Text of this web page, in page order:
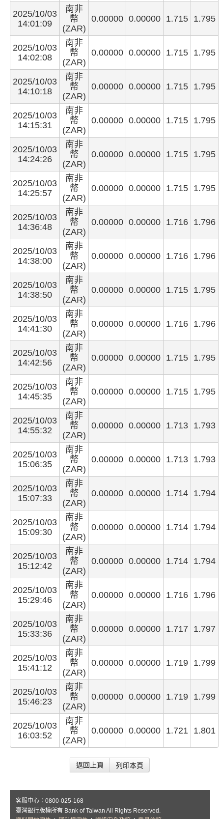
2025/10/03
14:01:09
南非
幣
(ZAR)
0.00000 0.00000 1.715 1.795
2025/10/03
14:02:08
南非
幣
(ZAR)
0.00000 0.00000 1.715 1.795
2025/10/03
14:10:18
南非
幣
(ZAR)
0.00000 0.00000 1.715 1.795
2025/10/03
14:15:31
南非
幣
(ZAR)
0.00000 0.00000 1.715 1.795
2025/10/03
14:24:26
南非
幣
(ZAR)
0.00000 0.00000 1.715 1.795
2025/10/03
14:25:57
南非
幣
(ZAR)
0.00000 0.00000 1.715 1.795
2025/10/03
14:36:48
南非
幣
(ZAR)
0.00000 0.00000 1.716 1.796
2025/10/03
14:38:00
南非
幣
(ZAR)
0.00000 0.00000 1.716 1.796
2025/10/03
14:38:50
南非
幣
(ZAR)
0.00000 0.00000 1.715 1.795
2025/10/03
14:41:30
南非
幣
(ZAR)
0.00000 0.00000 1.716 1.796
2025/10/03
14:42:56
南非
幣
(ZAR)
0.00000 0.00000 1.715 1.795
2025/10/03
14:45:35
南非
幣
(ZAR)
0.00000 0.00000 1.715 1.795
2025/10/03
14:55:32
南非
幣
(ZAR)
0.00000 0.00000 1.713 1.793
2025/10/03
15:06:35
南非
幣
(ZAR)
0.00000 0.00000 1.713 1.793
2025/10/03
15:07:33
南非
幣
(ZAR)
0.00000 0.00000 1.714 1.794
2025/10/03
15:09:30
南非
幣
(ZAR)
0.00000 0.00000 1.714 1.794
2025/10/03
15:12:42
南非
幣
(ZAR)
0.00000 0.00000 1.714 1.794
2025/10/03
15:29:46
南非
幣
(ZAR)
0.00000 0.00000 1.716 1.796
2025/10/03
15:33:36
南非
幣
(ZAR)
0.00000 0.00000 1.717 1.797
2025/10/03
15:41:12
南非
幣
(ZAR)
0.00000 0.00000 1.719 1.799
2025/10/03
15:46:23
南非
幣
(ZAR)
0.00000 0.00000 1.719 1.799
2025/10/03
16:03:52
南非
幣
(ZAR)
0.00000 0.00000 1.721 1.801
返回上頁 列印本頁
客服中心：0800-025-168
臺灣銀行版權所有 Bank of Taiwan All Rights Reserved.